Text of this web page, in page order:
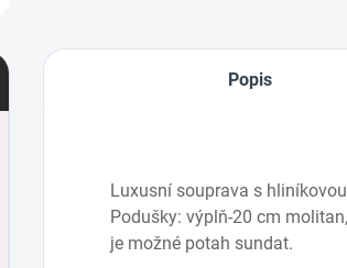
Popis
Luxusní souprava s
Podušky: výplň-20 cm
je možné potah sundat.